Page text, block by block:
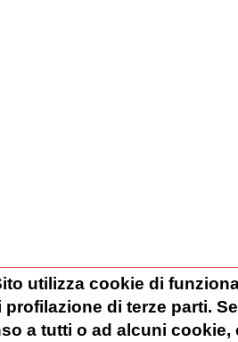
utilizza cookie di
di terze parti.
a tutti o ad alcuni